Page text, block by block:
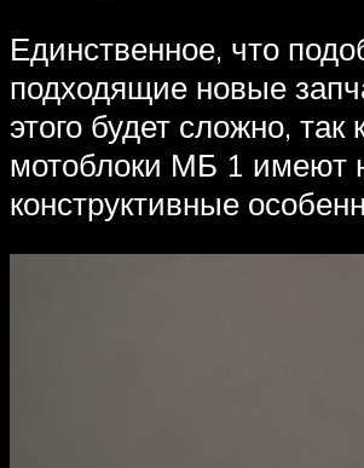
Единственное, что
подходящие новые
этого будет сложно, так
мотоблоки МБ 1 имеют
конструктивные